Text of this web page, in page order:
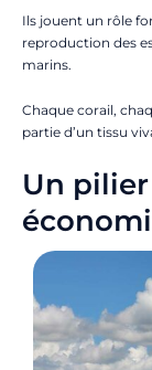
Ils jouent un rôle
reproduction des
marins.
Chaque corail,
partie d’un tissu
Un